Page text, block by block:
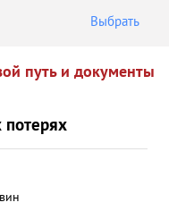
Выбрать
путь и документы
потерях